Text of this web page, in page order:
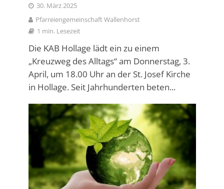
30. März 2025
Pfarreiengemeinschaft Wallenhorst
1 min. Lesezeit
Die KAB Hollage lädt ein zu einem
„Kreuzweg des Alltags“ am Donnerstag, 3.
April, um 18.00 Uhr an der St. Josef Kirche
in Hollage. Seit Jahrhunderten beten...